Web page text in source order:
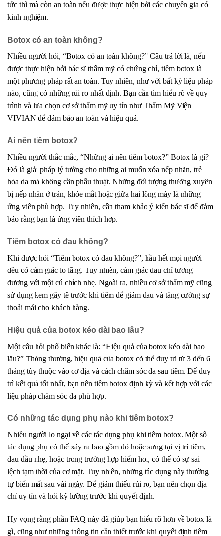
tức thì mà còn an toàn nếu được thực hiện bởi các chuyên gia có
kinh nghiệm.
Botox có an toàn không?
Nhiều người hỏi, “Botox có an toàn không?” Câu trả lời là, nếu
được thực hiện bởi bác sĩ thẩm mỹ có chứng chỉ, tiêm botox là
một phương pháp rất an toàn. Tuy nhiên, như với bất kỳ liệu pháp
nào, cũng có những rủi ro nhất định. Bạn cần tìm hiểu rõ về quy
trình và lựa chọn cơ sở thẩm mỹ uy tín như Thẩm Mỹ Viện
VIVIAN để đảm bảo an toàn và hiệu quả.
Ai nên tiêm botox?
Nhiều người thắc mắc, “Những ai nên tiêm botox?” Botox là gì?
Đó là giải pháp lý tưởng cho những ai muốn xóa nếp nhăn, trẻ
hóa da mà không cần phẫu thuật. Những đối tượng thường xuyên
bị nếp nhăn ở trán, khóe mắt hoặc giữa hai lông mày là những
ứng viên phù hợp. Tuy nhiên, cần tham khảo ý kiến bác sĩ để đảm
bảo rằng bạn là ứng viên thích hợp.
Tiêm botox có đau không?
Khi được hỏi “Tiêm botox có đau không?”, hầu hết mọi người
đều có cảm giác lo lắng. Tuy nhiên, cảm giác đau chỉ tương
đương với một cú chích nhẹ. Ngoài ra, nhiều cơ sở thẩm mỹ cũng
sử dụng kem gây tê trước khi tiêm để giảm đau và tăng cường sự
thoải mái cho khách hàng.
Hiệu quả của botox kéo dài bao lâu?
Một câu hỏi phổ biến khác là: “Hiệu quả của botox kéo dài bao
lâu?” Thông thường, hiệu quả của botox có thể duy trì từ 3 đến 6
tháng tùy thuộc vào cơ địa và cách chăm sóc da sau tiêm. Để duy
trì kết quả tốt nhất, bạn nên tiêm botox định kỳ và kết hợp với các
liệu pháp chăm sóc da phù hợp.
Có những tác dụng phụ nào khi tiêm botox?
Nhiều người lo ngại về các tác dụng phụ khi tiêm botox. Một số
tác dụng phụ có thể xảy ra bao gồm đỏ hoặc sưng tại vị trí tiêm,
đau đầu nhẹ, hoặc trong trường hợp hiếm hoi, có thể có sự sai
lệch tạm thời của cơ mặt. Tuy nhiên, những tác dụng này thường
tự biến mất sau vài ngày. Để giảm thiểu rủi ro, bạn nên chọn địa
chỉ uy tín và hỏi kỹ lưỡng trước khi quyết định.
Hy vọng rằng phần FAQ này đã giúp bạn hiểu rõ hơn về botox là
gì, cũng như những thông tin cần thiết trước khi quyết định tiêm